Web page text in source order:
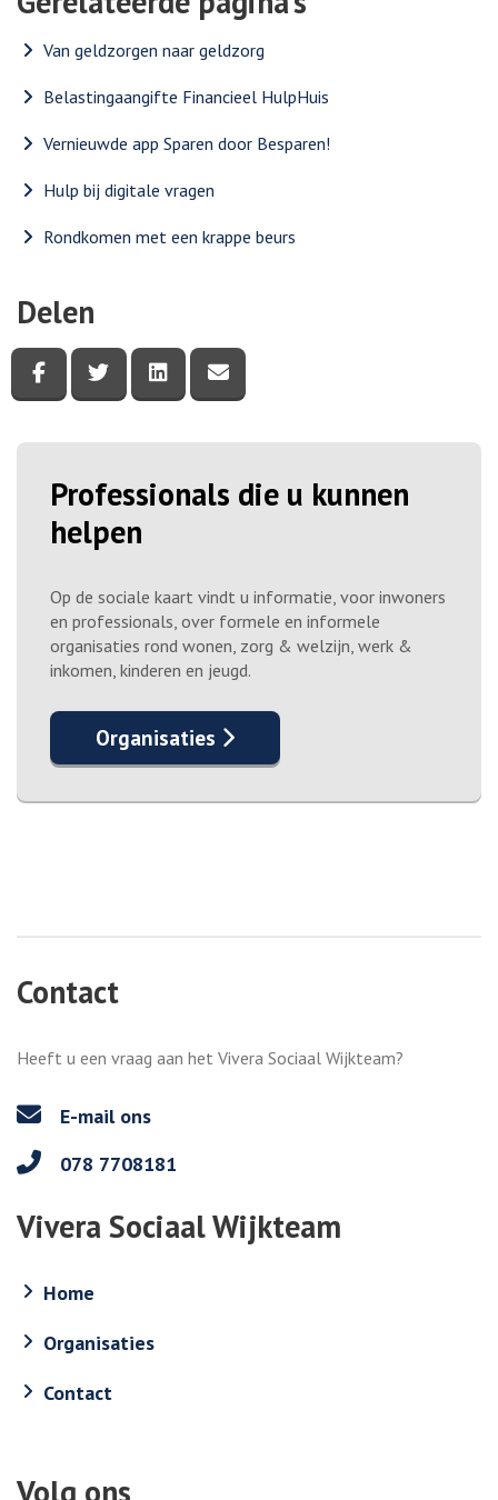
Van geldzorgen naar geldzorg
Belastingaangifte Financieel HulpHuis
Vernieuwde app Sparen door Besparen!
Hulp bij digitale vragen
Rondkomen met een krappe beurs
Delen
Deel deze pagina via Facebook
Deel deze pagina via Twitter
Deel deze pagina via LinkedIn
Professionals die u kunnen
helpen
Op de sociale kaart vindt u informatie, voor inwoners
en professionals, over formele en informele
organisaties rond wonen, zorg & welzijn, werk &
inkomen, kinderen en jeugd.
Organisaties
Contact
Heeft u een vraag aan het Vivera Sociaal Wijkteam?
E-mail ons
078 7708181
Vivera Sociaal Wijkteam
Home
Organisaties
Contact
Volg ons